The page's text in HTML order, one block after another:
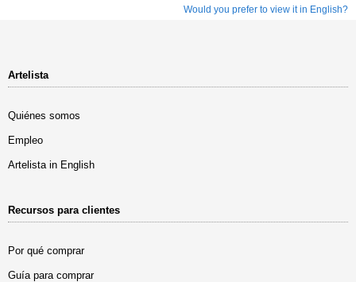
Would you prefer to view it in English?
Artelista
Quiénes somos
Empleo
Artelista in English
Recursos para clientes
Por qué comprar
Guía para comprar